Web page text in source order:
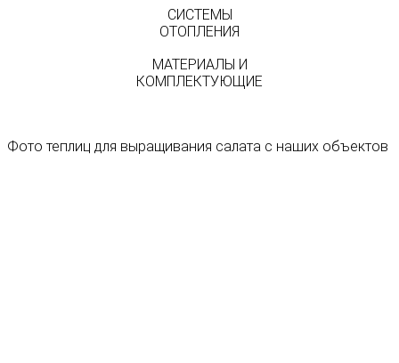
СИСТЕМЫ
ОТОПЛЕНИЯ
МАТЕРИАЛЫ И
КОМПЛЕКТУЮЩИЕ
Фото теплиц для выращивания салата с наших объектов